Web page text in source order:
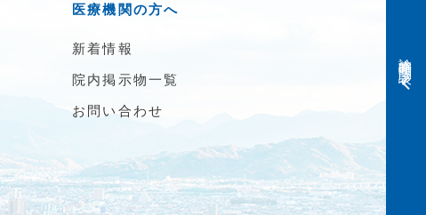
医療機関の方へ
新着情報
院内掲示物一覧
お問い合わせ